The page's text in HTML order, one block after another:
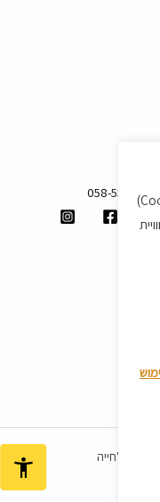
058-5557588
האתר שלנו עושה שימוש בקובצי עוגיות (Cookies)